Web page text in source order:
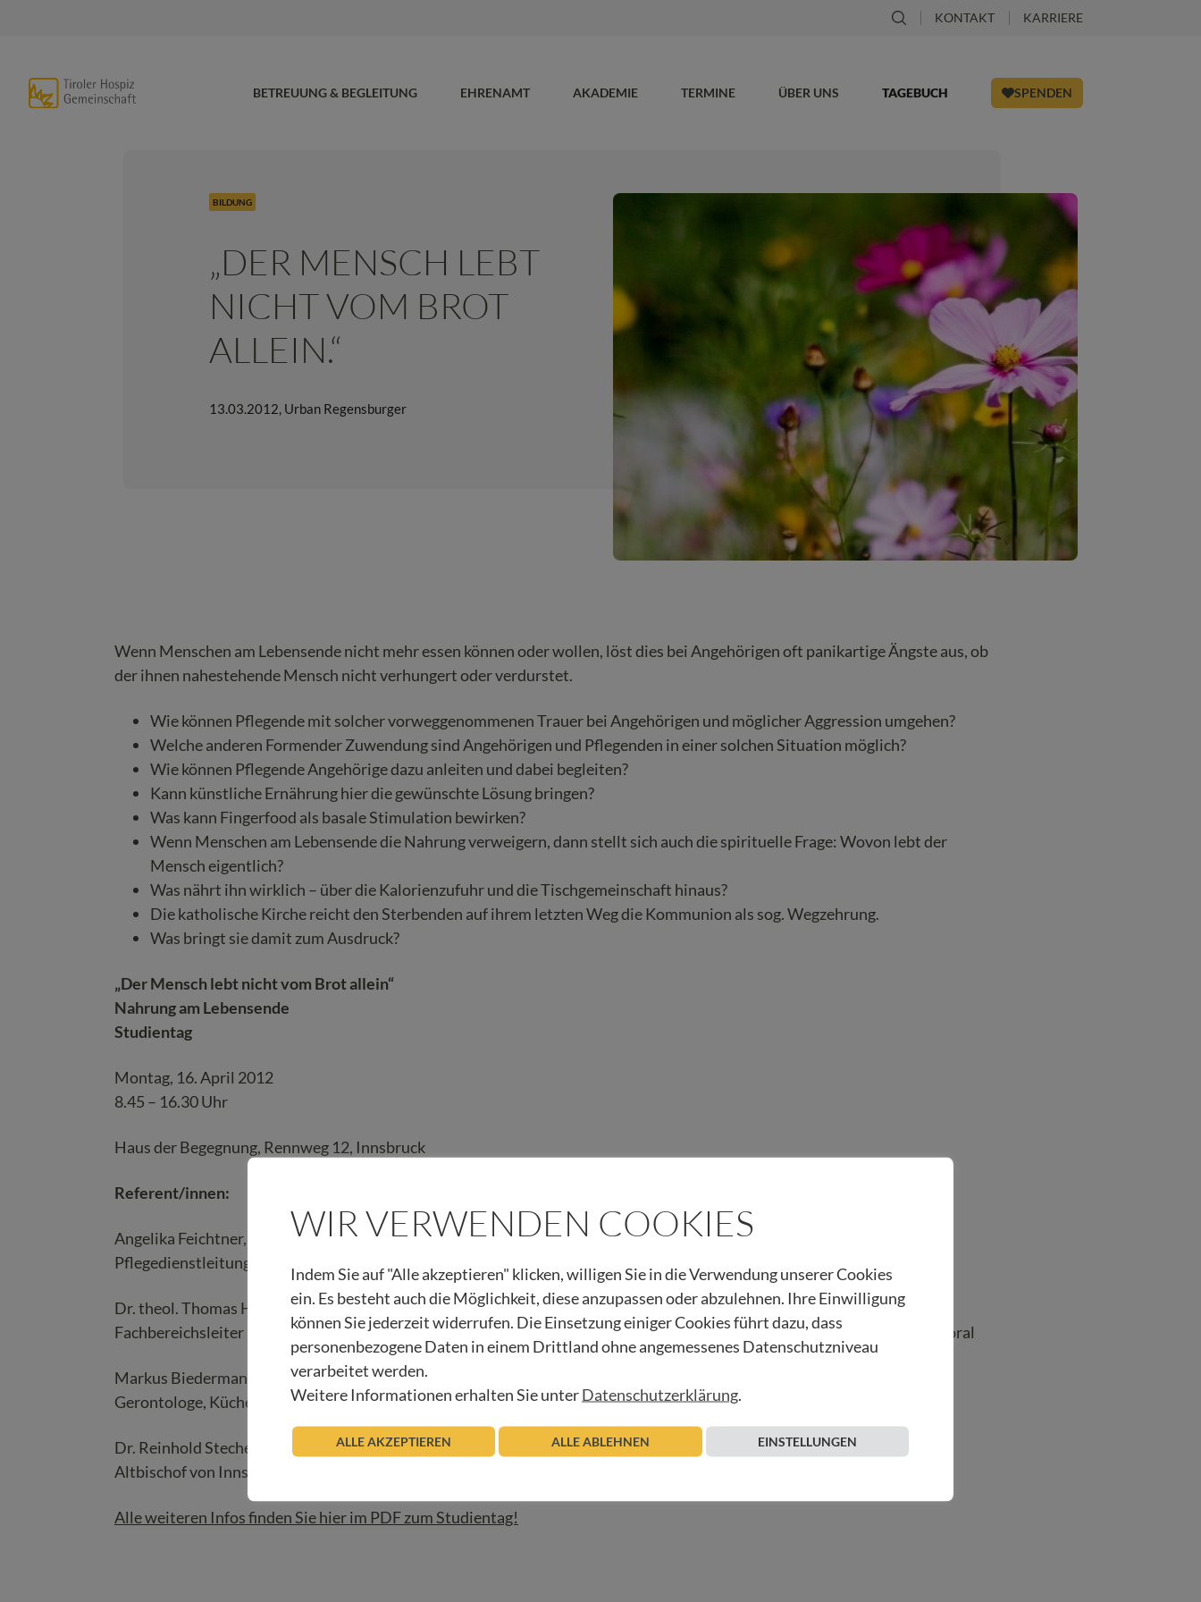
KONTAKT KARRIERE
BETREUUNG & BEGLEITUNG EHRENAMT AKADEMIE TERMINE ÜBER UNS TAGEBUCH SPENDEN
BILDUNG
„DER MENSCH LEBT
NICHT VOM BROT
ALLEIN.“
13.03.2012, Urban Regensburger
Wenn Menschen am Lebensende nicht mehr essen können oder wollen, löst dies bei Angehörigen oft panikartige Ängste aus, ob
der ihnen nahestehende Mensch nicht verhungert oder verdurstet.
Wie können Pflegende mit solcher vorweggenommenen Trauer bei Angehörigen und möglicher Aggression umgehen?
Welche anderen Formender Zuwendung sind Angehörigen und Pflegenden in einer solchen Situation möglich?
Wie können Pflegende Angehörige dazu anleiten und dabei begleiten?
Kann künstliche Ernährung hier die gewünschte Lösung bringen?
Was kann Fingerfood als basale Stimulation bewirken?
Wenn Menschen am Lebensende die Nahrung verweigern, dann stellt sich auch die spirituelle Frage: Wovon lebt der
Mensch eigentlich?
Was nährt ihn wirklich – über die Kalorienzufuhr und die Tischgemeinschaft hinaus?
Die katholische Kirche reicht den Sterbenden auf ihrem letzten Weg die Kommunion als sog. Wegzehrung.
Was bringt sie damit zum Ausdruck?
„Der Mensch lebt nicht vom Brot allein“
Nahrung am Lebensende
Studientag
Montag, 16. April 2012
8.45 – 16.30 Uhr
Haus der Begegnung, Rennweg 12, Innsbruck
Referent/innen:
Angelika Feichtner, MSc (Palliative Care)
Pflegedienstleitung des Sozialen Kompetenzzentrums Rum, Lehrtätigkeit im Bereich von Hospiz und Palliative Care
Dr. theol. Thomas Hagen
Fachbereichsleiter Krankenhausseelsorge, Erzbistum München-Freising, Fachreferent für Palliative Care und Hospizpastoral
Markus Biedermann
Gerontologe, Küchenchef in einem Altersheim, Schweiz
Dr. Reinhold Stecher
Altbischof von Innsbruck
Alle weiteren Infos finden Sie hier im PDF zum Studientag!
WIR VERWENDEN COOKIES
Indem Sie auf "Alle akzeptieren" klicken, willigen Sie in die Verwendung unserer Cookies
ein. Es besteht auch die Möglichkeit, diese anzupassen oder abzulehnen. Ihre Einwilligung
können Sie jederzeit widerrufen. Die Einsetzung einiger Cookies führt dazu, dass
personenbezogene Daten in einem Drittland ohne angemessenes Datenschutzniveau
verarbeitet werden.
Weitere Informationen erhalten Sie unterDatenschutzerklärung
ALLE AKZEPTIEREN ALLE ABLEHNEN EINSTELLUNGEN